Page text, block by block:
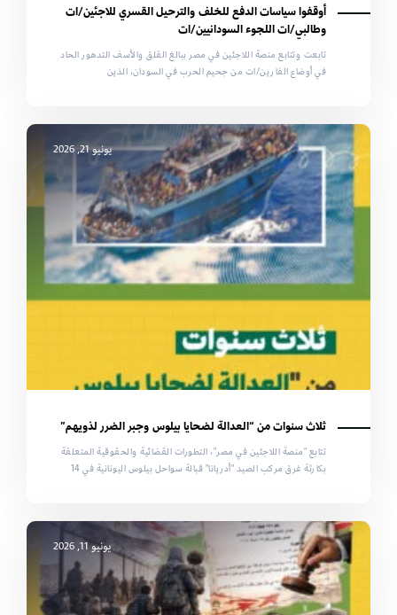
أوقفوا سياسات الدفع للخلف والترحيل القسري للاجئين/ات
وطالبي/ات اللجوء السودانيين/ات
تابعت وتتابع منصة اللاجئين في مصر ببالغ القلق والأسف التدهور الحاد
في أوضاع الفارين/ات من جحيم الحرب في السودان، الذين
يونيو 21, 2026
ثلاث سنوات من “العدالة لضحايا بيلوس وجبر الضرر لذويهم”
تتابع "منصة اللاجئين في مصر"، التطورات القضائية والحقوقية المتعلقة
بكارثة غرق مركب الصيد "أدريانا" قبالة سواحل بيلوس اليونانية في 14
يونيو 11, 2026